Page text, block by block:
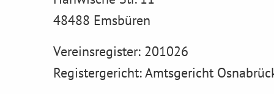
48488 Emsbüren
Vereinsregister: 201026
Registergericht: Amtsgericht